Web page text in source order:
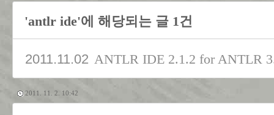
'antlr ide'에 해당되는 글 1건
2011.11.02 ANTLR IDE 2.1.2 for ANTLR
2011. 11. 2. 10:42